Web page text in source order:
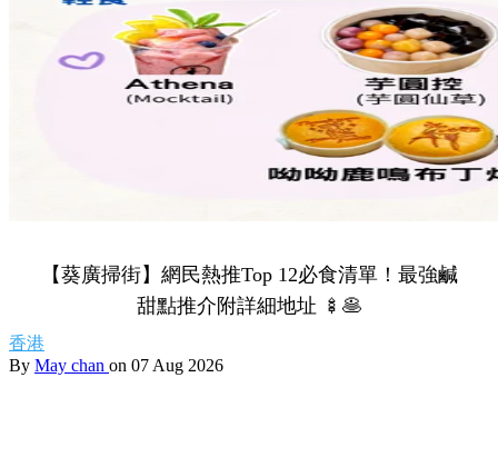
【葵廣掃街】網民熱推Top 12必食清單！最強鹹
甜點推介附詳細地址 🍢🥞
香港
By May chan on 07 Aug 2026